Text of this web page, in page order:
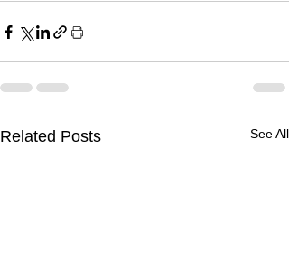
Related Posts See All